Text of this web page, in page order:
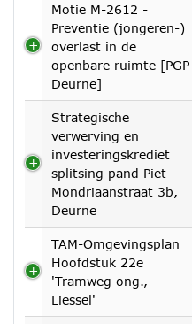
Motie M-2612 -
Preventie (jongeren-)
overlast in de
openbare ruimte [PGP
Deurne]
Strategische
verwerving en
investeringskrediet
splitsing pand Piet
Mondriaanstraat 3b,
Deurne
TAM-Omgevingsplan
Hoofdstuk 22e
'Tramweg ong.,
Liessel'